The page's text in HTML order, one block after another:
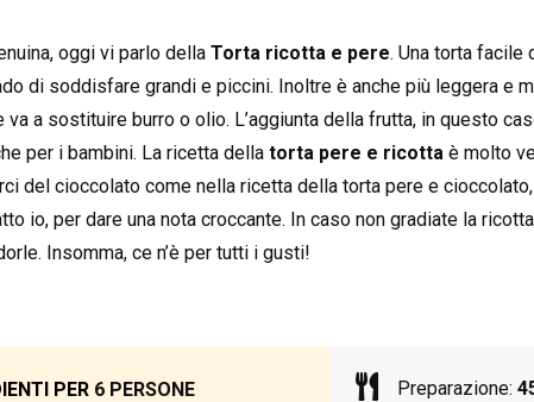
oggi vi parlo della Torta ricotta e pere. Una torta facile
di soddisfare grandi e piccini. Inoltre è anche più leggera e
a sostituire burro o olio. L’aggiunta della frutta, in questo
per i bambini. La ricetta della torta pere e ricotta è molto
del cioccolato come nella ricetta della torta pere e
io, per dare una nota croccante. In caso non gradiate la
Insomma, ce n’è per tutti i gusti!
PER 6 PERSONE Preparazione: